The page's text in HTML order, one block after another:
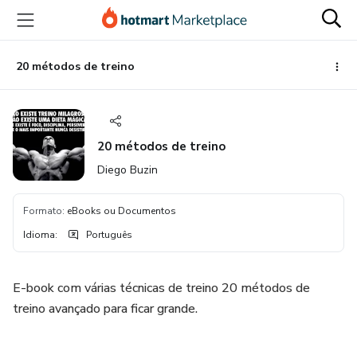
para
conteúdo
principal
para
pagamento
para
rodapé
20 métodos de treino
20 métodos de treino
Diego Buzin
Formato: eBooks ou Documentos
Idioma: Português
E-book com várias técnicas de treino 20 métodos de
treino avançado para ficar grande.